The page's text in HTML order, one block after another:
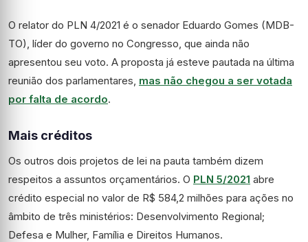
O relator do PLN 4/2021 é o senador Eduardo Gomes (MDB-
TO), líder do governo no Congresso, que ainda não
apresentou seu voto. A proposta já esteve pautada na última
reunião dos parlamentares, mas não chegou a ser votada
por falta de acordo.
Mais créditos
Os outros dois projetos de lei na pauta também dizem
respeitos a assuntos orçamentários. O PLN 5/2021 abre
crédito especial no valor de R$ 584,2 milhões para ações no
âmbito de três ministérios: Desenvolvimento Regional;
Defesa e Mulher, Família e Direitos Humanos.